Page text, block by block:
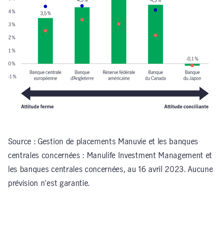
Source : Gestion de placements Manuvie et les banques
centrales concernées : Manulife Investment Management et
les banques centrales concernées, au 16 avril 2023. Aucune
prévision n'est garantie.